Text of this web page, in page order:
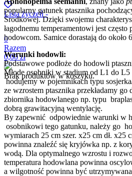
Lista życzeń -
0
Razem
0,00zł
Brak produktów w koszyku.
popularny gatunek ptasznika
Środkowej. Dzięki swojemu
łagodnemu temperamentowi jest
hodowcom. Samice dorastają do około
Warunki hodowli:
Podstawowe podłoże do hodowli
Młode osobniki w stadium od L1 do
hodujemy w pojemnikach typu
ze wzrostem ptasznika przekładamy go
zbiornika hodowlanego np. typu
dobrą grawitacyjną wentylację.
By zapewnić odpowiednie warunki w
osobnikowi tego gatunku, należy go
wymiarach 25 cm szer. x25 cm dł. x25
powinna znaleźć się kryjówka np. z
wodą. Dla optymalnego wzrostu i
temperatura hodowlana powinna
a wilgotność powinna być